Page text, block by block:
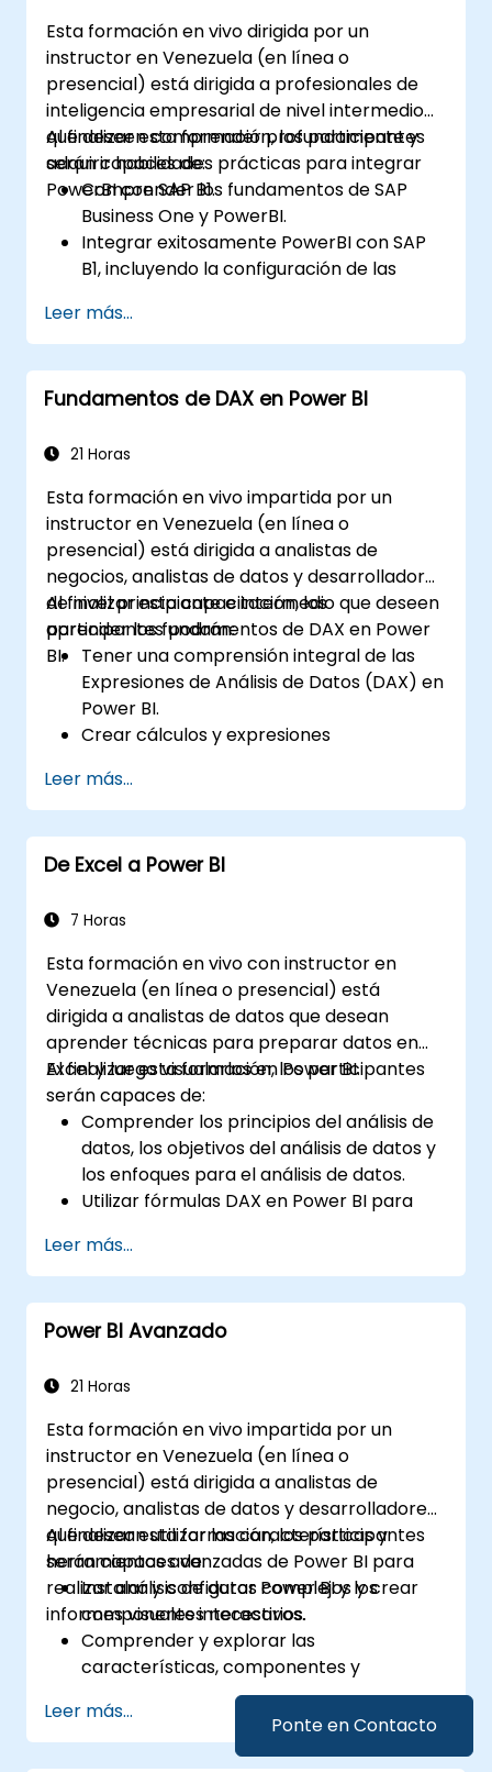
Ponte en Contacto
Esta formación en vivo dirigida por un
instructor en Venezuela (en línea o
presencial) está dirigida a profesionales de
inteligencia empresarial de nivel intermedio
que deseen comprender profundamente y
adquirir habilidades prácticas para integrar
PowerBI con SAP B1.
Al finalizar esta formación, los participantes
serán capaces de:
Comprender los fundamentos de SAP
Business One y PowerBI.
Integrar exitosamente PowerBI con SAP
B1, incluyendo la configuración de las
Extraer datos de forma eficiente desde
SAP B1 y transformarlos en PowerBI para
un análisis efectivo.
Crear informes y paneles dinámicos e
datos de SAP B1.
Leer más...
Fundamentos de DAX en Power BI
21 Horas
Esta formación en vivo impartida por un
instructor en Venezuela (en línea o
presencial) está dirigida a analistas de
negocios, analistas de datos y desarrolladores
de nivel principiante e intermedio que deseen
aprender los fundamentos de DAX en Power
BI.
Al finalizar esta capacitación, los
participantes podrán:
Tener una comprensión integral de las
Expresiones de Análisis de Datos (DAX) en
Power BI.
Crear cálculos y expresiones
datos y obtener información valiosa.
Aprender mejores prácticas para
optimizar el rendimiento de DAX.
Leer más...
De Excel a Power BI
7 Horas
Esta formación en vivo con instructor en
Venezuela (en línea o presencial) está
dirigida a analistas de datos que desean
aprender técnicas para preparar datos en
Excel y luego visualarlos en Power BI.
Al finalizar esta formación, los participantes
serán capaces de:
Comprender los principios del análisis de
datos, los objetivos del análisis de datos y
los enfoques para el análisis de datos.
Utilizar fórmulas DAX en Power BI para
Crear y utilizar visualizaciones y gráficos
para casos específicos de análisis.
Importar mediante Power View para
pasar de Power BI basado en Excel a un
Leer más...
Power BI Avanzado
21 Horas
Esta formación en vivo impartida por un
instructor en Venezuela (en línea o
presencial) está dirigida a analistas de
negocio, analistas de datos y desarrolladores
que desean utilizar las características y
herramientas avanzadas de Power BI para
realizar análisis de datos complejos y crear
informes visuales interactivos.
Al finalizar esta formación, los participantes
serán capaces de:
Instalar y configurar Power BI y los
componentes necesarios.
Comprender y explorar las
características, componentes y
herramientas avanzadas de Power BI.
Obtener información valiosa sobre
análisis de datos avanzado y estrategia.
Leer más...